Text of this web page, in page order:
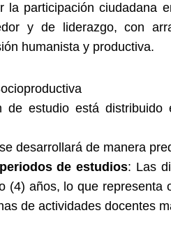
participación ciudadana
y de liderazgo, con
humanista y productiva.
de estudio está distribuido
desarrollará de manera
de estudios: Las
años, lo que representa
de actividades docentes